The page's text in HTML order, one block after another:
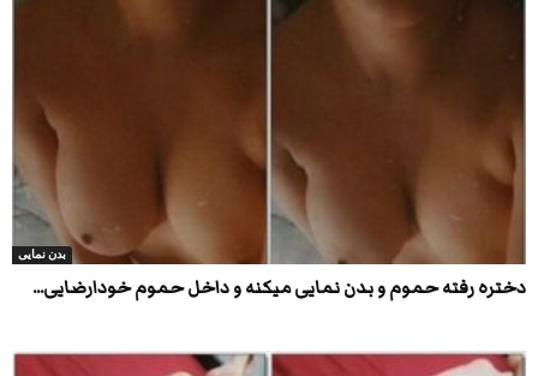
بدن نمایی
دختره رفته حموم و بدن نمایی میکنه و داخل حموم خودارضایی...